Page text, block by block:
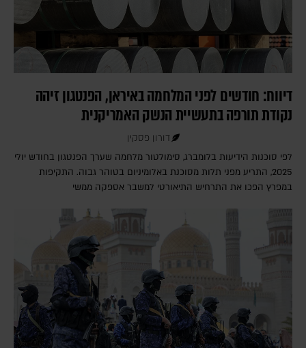
דיווח: חודשים לפני המלחמה באיראן, הפנטגון זיהה
נקודת תורפה בתעשיית הנשק האמריקנית
דורון פסקין
לפי סוכנות הידיעות בלומברג, סימולטור מלחמה שערך הפנטגון בחודש יולי
2025, התריע מפני תלות מסוכנת באלומיניום בטוהר גבוה. התקיפות
במפרץ הפכו את התרחיש התיאורטי למשבר אספקה ממשי